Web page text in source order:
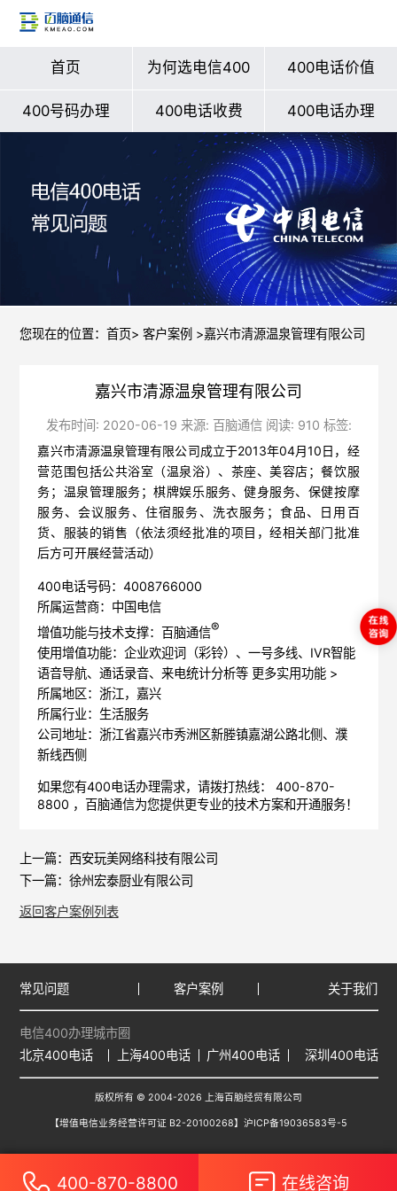
首页 为何选电信400 400电话价值
400号码办理 400电话收费 400电话办理
您现在的位置： 首页> 客户案例 >嘉兴市清源温泉管理有限公司
嘉兴市清源温泉管理有限公司
发布时间: 2020-06-19 来源: 百脑通信 阅读: 910 标签:
嘉兴市清源温泉管理有限公司成立于2013年04月10日，经
营范围包括公共浴室（温泉浴）、茶座、美容店；餐饮服
务；温泉管理服务；棋牌娱乐服务、健身服务、保健按摩
服务、会议服务、住宿服务、洗衣服务；食品、日用百
货、服装的销售（依法须经批准的项目，经相关部门批准
后方可开展经营活动）
400电话号码：4008766000
所属运营商：中国电信
增值功能与技术支撑：百脑通信®
使用增值功能：企业欢迎词（彩铃）、一号多线、IVR智能
语音导航、通话录音、来电统计分析等 更多实用功能 >
所属地区：浙江，嘉兴
所属行业：生活服务
公司地址：浙江省嘉兴市秀洲区新塍镇嘉湖公路北侧、濮
新线西侧
如果您有400电话办理需求，请拨打热线： 400-870-
8800 ， 百脑通信为您提供更专业的技术方案和开通服务！
上一篇： 西安玩美网络科技有限公司
下一篇： 徐州宏泰厨业有限公司
返回客户案例列表
常见问题 客户案例 关于我们
电信400办理城市圈
北京400电话
上海400电话 广州400电话 深圳400电话
版权所有 © 2004-2026 上海百脑经贸有限公司
【增值电信业务经营许可证 B2-20100268】 沪ICP备19036583号-5
400-870-8800 在线咨询